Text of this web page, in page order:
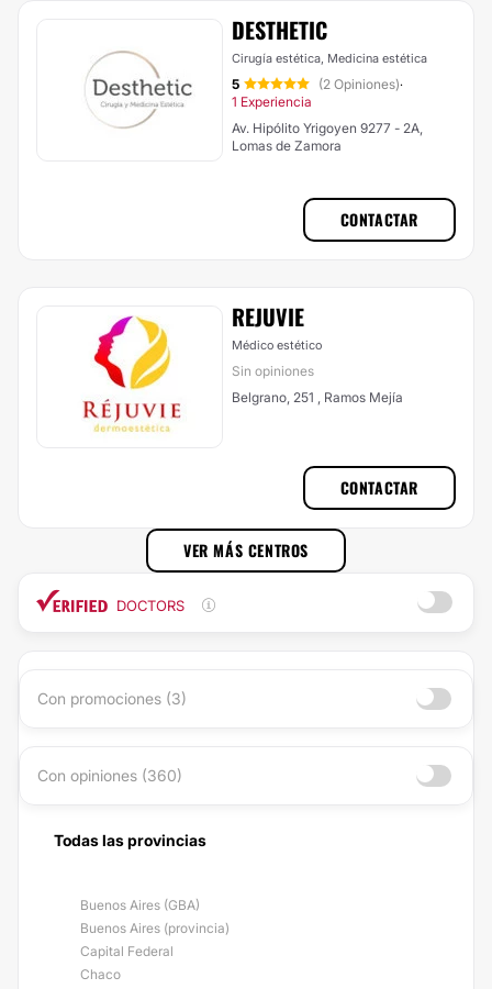
DESTHETIC
Cirugía estética, Medicina estética
5 (2 Opiniones)·
1 Experiencia
Av. Hipólito Yrigoyen 9277 - 2A,
Lomas de Zamora
CONTACTAR
REJUVIE
Médico estético
Sin opiniones
Belgrano, 251 , Ramos Mejía
CONTACTAR
VER MÁS CENTROS
DOCTORS
Con promociones (3)
Con opiniones (360)
Todas las provincias
Buenos Aires (GBA)
Buenos Aires (provincia)
Capital Federal
Chaco